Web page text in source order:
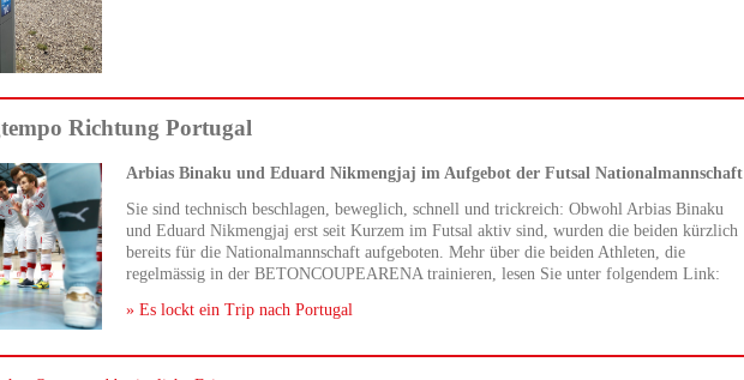
Richtung Portugal
Arbias Binaku und Eduard Nikmengjaj im Aufgebot der Futsal Nationalmannschaft
Sie sind technisch beschlagen, beweglich, schnell und trickreich: Obwohl Arbias Binaku
und Eduard Nikmengjaj erst seit Kurzem im Futsal aktiv sind, wurden die beiden kürzlich
bereits für die Nationalmannschaft aufgeboten. Mehr über die beiden Athleten, die
regelmässig in der BETONCOUPEARENA trainieren, lesen Sie unter folgendem Link:
» Es lockt ein Trip nach Portugal